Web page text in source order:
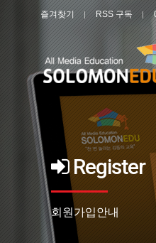
즐겨찾기 RSS 구독
Register
회원가입안내